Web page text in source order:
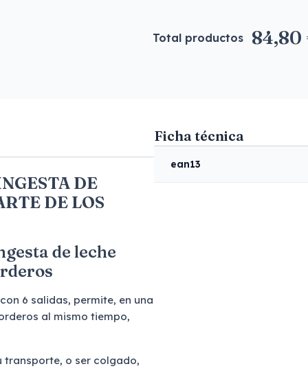
Total productos 84,80
DE
DE LOS
de leche
6 salidas, permite, en una
al mismo tiempo,
transporte, o ser colgado,
Ficha técnica
ean13